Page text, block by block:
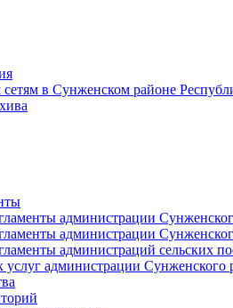
сетям в Сунженском районе
администрации
администрации
администраций сельских
администрации Сунженского